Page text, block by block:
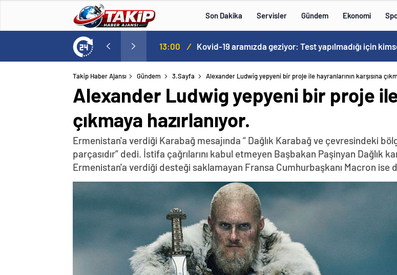
Son Dakika Servisler Gündem Ekonomi
13:00 /
Takip Haber Ajansı Gündem 3.Sayfa Alexander Ludwig yepyeni bir proje ile hayranlarının karşısına
Alexander Ludwig yepyeni bir proje ile
çıkmaya hazırlanıyor.
Ermenistan'a verdiği Karabağ mesajında “ Dağlık Karabağ ve çevresindeki
parçasıdır” dedi. İstifa çağrılarını kabul etmeyen Başbakan Paşinyan Dağlık
Ermenistan'a verdiği desteği saklamayan Fransa Cumhurbaşkanı Macron